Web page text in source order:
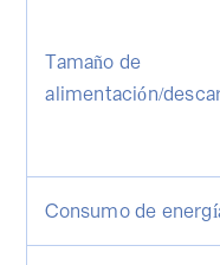
Tamaño de
alimentación/
Consumo de